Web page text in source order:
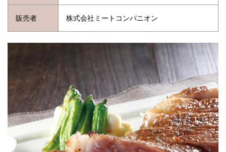
販売者 株式会社ミートコンパニオン